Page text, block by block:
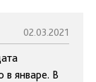
02.03.2021
в январе. В